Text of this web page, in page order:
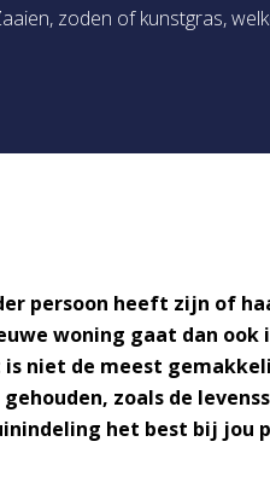
zoden of kunstgras,
persoon heeft zijn of
woning gaat dan
is niet de meest
zoals de
het best bij jou